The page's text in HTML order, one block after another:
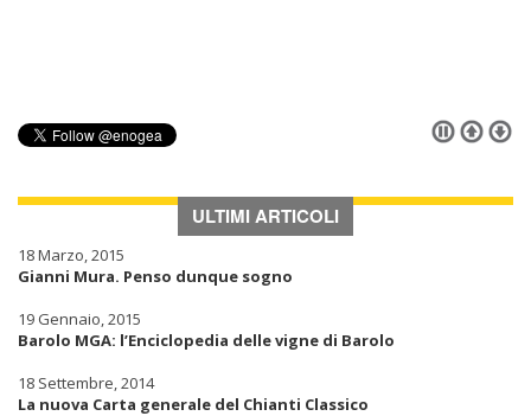
ULTIMI ARTICOLI
18 Marzo, 2015
Gianni Mura. Penso dunque sogno
19 Gennaio, 2015
Barolo MGA: l’Enciclopedia delle vigne di Barolo
18 Settembre, 2014
La nuova Carta generale del Chianti Classico